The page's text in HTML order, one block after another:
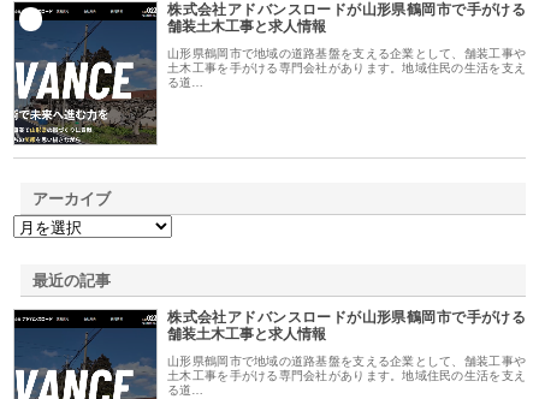
株式会社アドバンスロードが山形県鶴岡市で手がける
舗装土木工事と求人情報
山形県鶴岡市で地域の道路基盤を支える企業として、舗装工事や
土木工事を手がける専門会社があります。地域住民の生活を支え
る道…
アーカイブ
最近の記事
株式会社アドバンスロードが山形県鶴岡市で手がける
舗装土木工事と求人情報
山形県鶴岡市で地域の道路基盤を支える企業として、舗装工事や
土木工事を手がける専門会社があります。地域住民の生活を支え
る道…